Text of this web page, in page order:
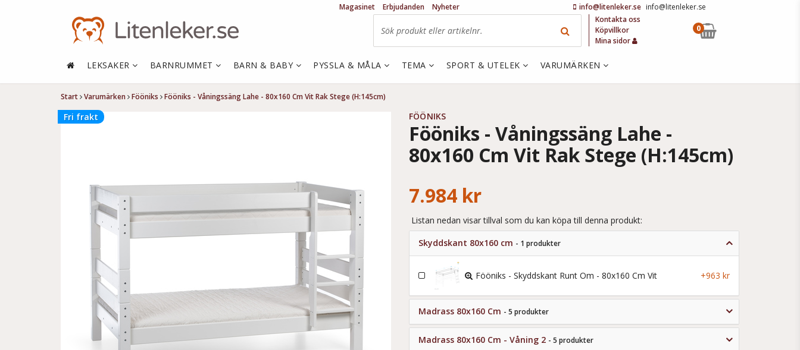
Start Varumärken Fööniks Fööniks - Våningssäng Lahe - 80x160 Cm Vit Rak Stege (H:145cm)
Fri frakt FÖÖNIKS
Fööniks - Våningssäng Lahe -
80x160 Cm Vit Rak Stege (H:145cm)
7.984 kr
Listan nedan visar tillval som du kan köpa till denna produkt:
Skyddskant 80x160 cm - 1 produkter
Fööniks - Skyddskant Runt Om - 80x160 Cm Vit +963 kr
Madrass 80x160 Cm - 5 produkter
Madrass 80x160 Cm - Våning 2 - 5 produkter
info@litenleker.se info@litenleker.se
Magasinet Erbjudanden
Nyheter
Kontakta oss
Köpvillkor
Mina sidor
0
LEKSAKER BARNRUMMET BARN & BABY PYSSLA & MÅLA TEMA SPORT & UTELEK VARUMÄRKEN